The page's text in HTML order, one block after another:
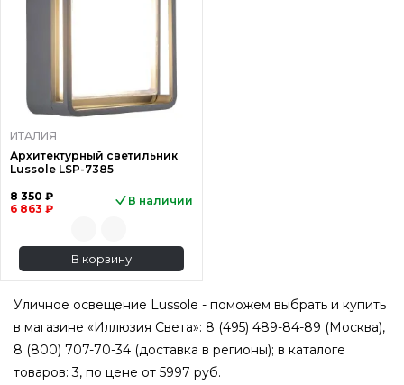
ИТАЛИЯ
Архитектурный светильник
Lussole LSP-7385
8 350 ₽
6 863 ₽
В наличии
В корзину
Уличное освещение Lussole - поможем выбрать и купить
в магазине «Иллюзия Света»: 8 (495) 489-84-89 (Москва),
8 (800) 707-70-34 (доставка в регионы); в каталоге
товаров: 3, по цене от 5997 руб.